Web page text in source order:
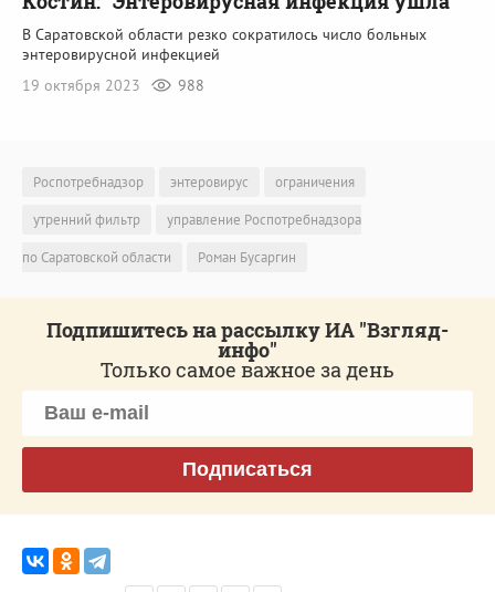
В Саратовской области резко сократилось число больных
энтеровирусной инфекцией
19 октября 2023
988
Роспотребнадзор энтеровирус
ограничения
утренний фильтр
управление Роспотребнадзора
по Саратовской области
Роман Бусаргин
Подпишитесь на рассылку ИА "Взгляд-
инфо"
Только самое важное за день
Подписаться